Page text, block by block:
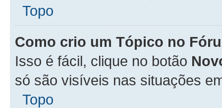
Topo
Como crio um Tópico no
Isso é fácil, clique no botão
só são visíveis nas situações
Topo